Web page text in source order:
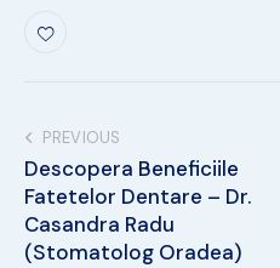
PREVIOUS
Descopera Beneficiile
Fatetelor Dentare – Dr.
Casandra Radu
(Stomatolog Oradea)